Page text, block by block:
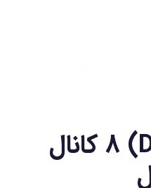
دی وی آر (DVR) 8 کانال